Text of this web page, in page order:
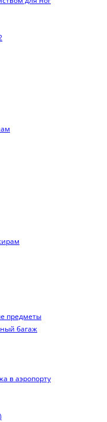
предметы
багаж
в аэропорту